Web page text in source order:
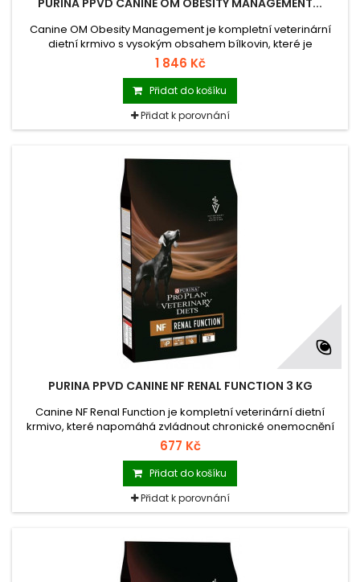
PURINA PPVD CANINE OM OBESITY MANAGEMENT...
Canine OM Obesity Management je kompletní veterinární
dietní krmivo s vysokým obsahem bílkovin, které je
prokazatelně klinicky účinné při úbytku tělesné hmotnosti u
obézních psů. Psi udržovaní fit a v kondici žijí déle než psi s
nadváhou.
1 846 Kč
Přidat do košíku
Přidat k porovnání
PURINA PPVD CANINE NF RENAL FUNCTION 3 KG
Canine NF Renal Function je kompletní veterinární dietní
krmivo, které napomáhá zvládnout chronické onemocnění
ledvin u psů. Canine NF Renal Function má snížený obsah
fosforu, protože je dokázáno, že fosfor přispívá k progresi
onemocnění.
677 Kč
Přidat do košíku
Přidat k porovnání